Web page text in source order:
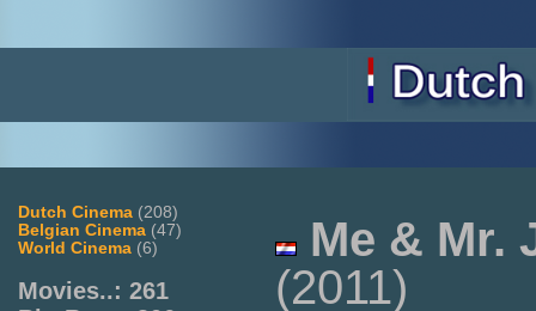
Dutch Cinema (208)
Belgian Cinema (47)
World Cinema (6)
Movies..: 261
Me & Mr.
(2011)